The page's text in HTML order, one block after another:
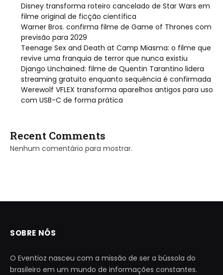
Disney transforma roteiro cancelado de Star Wars em
filme original de ficção científica
Warner Bros. confirma filme de Game of Thrones com
previsão para 2029
Teenage Sex and Death at Camp Miasma: o filme que
revive uma franquia de terror que nunca existiu
Django Unchained: filme de Quentin Tarantino lidera
streaming gratuito enquanto sequência é confirmada
Werewolf VFLEX transforma aparelhos antigos para uso
com USB-C de forma prática
Recent Comments
Nenhum comentário para mostrar.
SOBRE NÓS
O Eventioz nasceu com a missão de ser a bússola do
brasileiro em um mundo de informações constantes.